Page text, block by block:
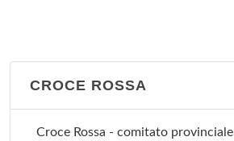
CROCE ROSSA
Croce Rossa - comitato provinciale